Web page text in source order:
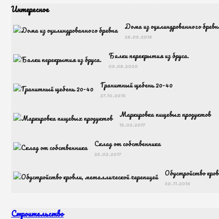
Интересное
Дома из оцилиндрованного
28.09.2016
Балки перекрытия из бруса.
09.08.2020
Гранитный щебень 20-40
27.10.2015
Маркировка пищевых продуктов
15.03.2017
Склад от собственника
25.03.2017
Обустройство
30.11.2016
Строительство